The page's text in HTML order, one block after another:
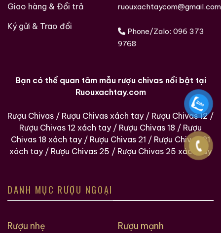
Giao hàng & Đổi trả
Ký gửi & Trao đổi
ruouxachtaycom@gmail.com
Phone/Zalo: 096 373
9768
Bạn có thể quan tâm mẫu rượu chivas nổi bật tại
Ruouxachtay.com
Rượu Chivas / Rượu Chivas xách tay / Rượu Chivas 12/
Rượu Chivas 12 xách tay / Rượu Chivas 18 / Rượu
Chivas 18 xách tay / Rượu Chivas 21 / Rượu Chivas 21
xách tay / Rượu Chivas 25 / Rượu Chivas 25 xách tay
DANH MỤC RƯỢU NGOẠI
Rượu nhẹ Rượu mạnh